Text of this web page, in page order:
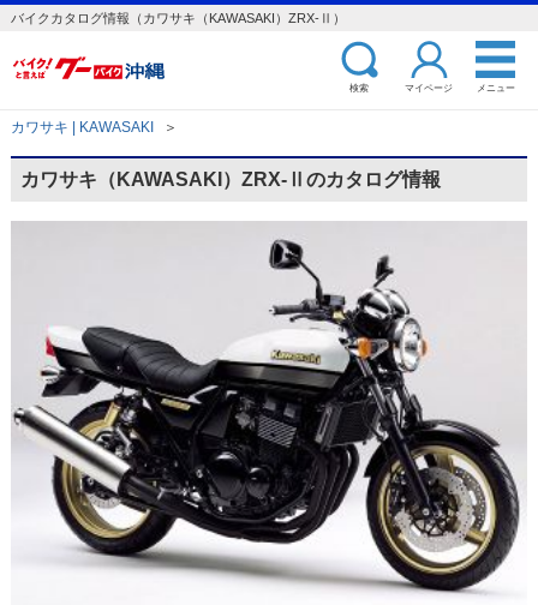
バイクカタログ情報（カワサキ（KAWASAKI）ZRX-Ⅱ）
検索 マイページ メニュー
カワサキ | KAWASAKI ＞
カワサキ（KAWASAKI）ZRX-Ⅱのカタログ情報